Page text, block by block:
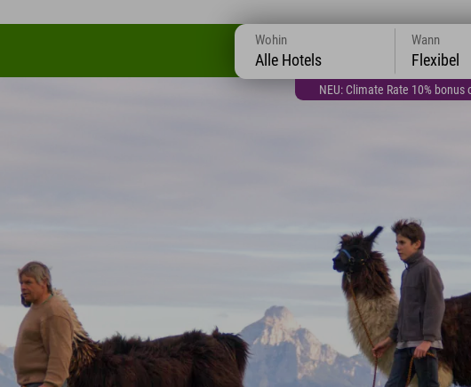
NEU: Climate Rate 10%
Wohin
Alle Hotels
Wann
Flexibel